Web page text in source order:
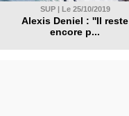
SUP | Le 25/10/2019
Alexis Deniel : ''Il reste
encore p...